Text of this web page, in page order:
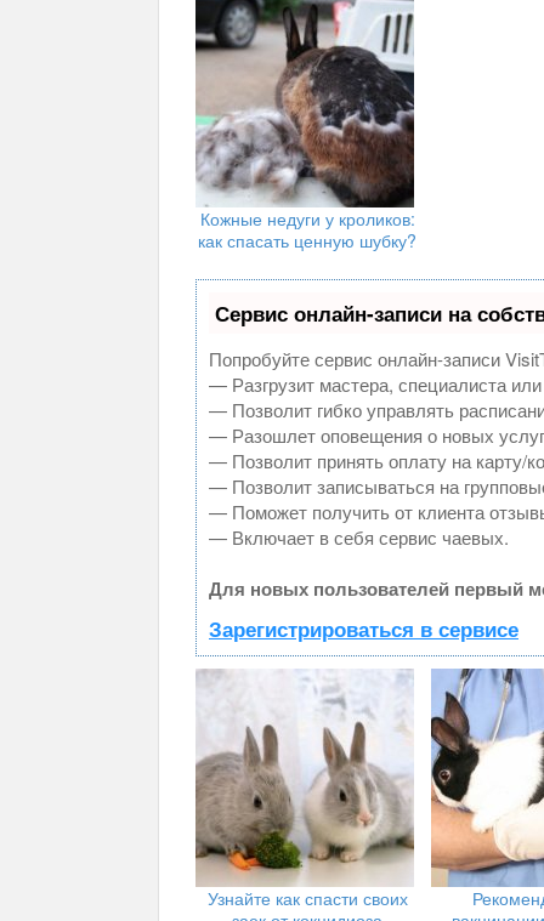
Кожные недуги у кроликов:
как спасать ценную шубку?
Сервис онлайн-записи на
Попробуйте сервис онлайн-записи
— Разгрузит мастера, специалиста
— Позволит гибко управлять
— Разошлет оповещения о новых
— Позволит принять оплату на карту/
— Позволит записываться на
— Поможет получить от клиента
— Включает в себя сервис чаевых.
Для новых пользователей первый
Зарегистрироваться в сервисе
Узнайте как спасти своих